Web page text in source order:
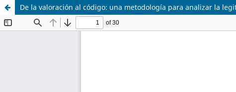
De la valoración al código: una metodología para analizar la